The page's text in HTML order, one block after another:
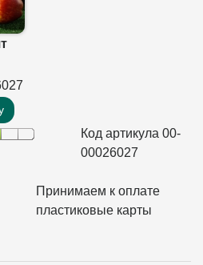
Код артикула 00-
00026027
Принимаем к оплате
пластиковые карты